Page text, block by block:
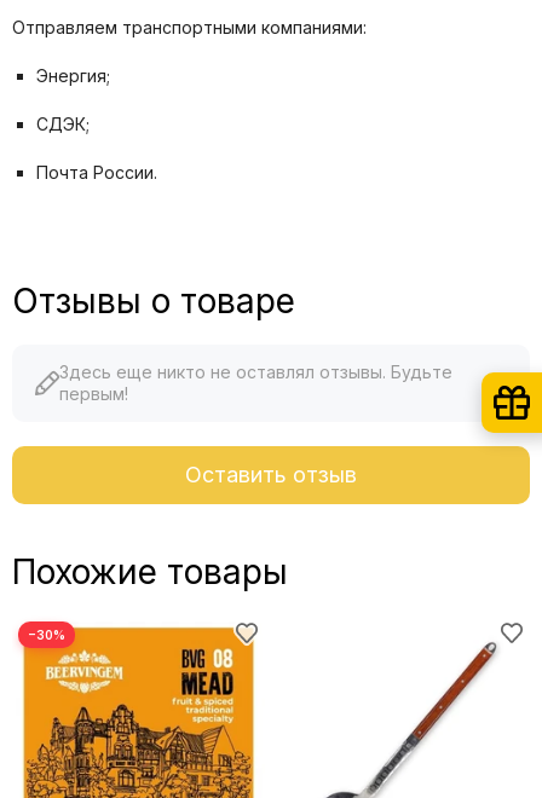
Отправляем транспортными компаниями:
Энергия;
СДЭК;
Почта России.
Отзывы о товаре
Здесь еще никто не оставлял отзывы. Будьте
первым!
Оставить отзыв
Похожие товары
−30%